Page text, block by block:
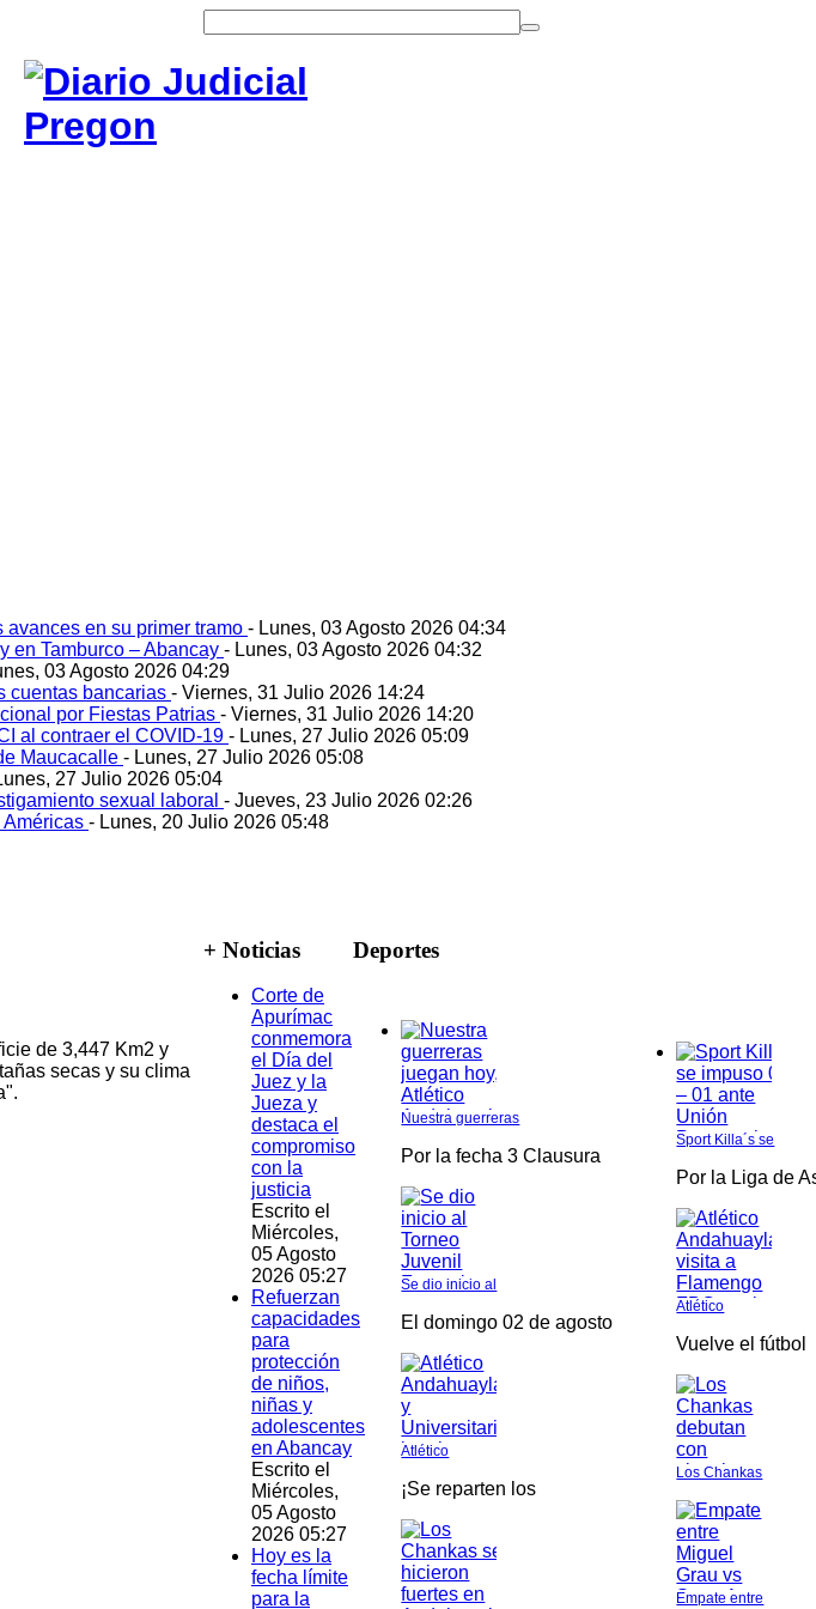
en su primer tramo - Lunes, 03 Agosto 2026 04:34
en Tamburco – Abancay - Lunes, 03 Agosto 2026 04:32
03 Agosto 2026 04:29
cuentas bancarias - Viernes, 31 Julio 2026 14:24
por Fiestas Patrias - Viernes, 31 Julio 2026 14:20
al contraer el COVID-19 - Lunes, 27 Julio 2026 05:09
Maucacalle - Lunes, 27 Julio 2026 05:08
27 Julio 2026 05:04
sexual laboral - Jueves, 23 Julio 2026 02:26
- Lunes, 20 Julio 2026 05:48
de 3,447 Km2 y
secas y su clima
+ Noticias
Corte de
Apurímac
conmemora
el Día del
Juez y la
Jueza y
destaca el
compromiso
con la
justicia
Escrito el
Miércoles,
05 Agosto
2026 05:27
Refuerzan
capacidades
para
protección
de niños,
niñas y
adolescentes
en Abancay
Escrito el
Miércoles,
05 Agosto
2026 05:27
Hoy es la
fecha límite
para la
Deportes
Nuestra guerreras
Por la fecha 3 Clausura
Se dio inicio al
El domingo 02 de agosto
Atlético
¡Se reparten los
Sport Killa´s se
Por la Liga de
Atlético
Vuelve el fútbol
Los Chankas
Empate entre